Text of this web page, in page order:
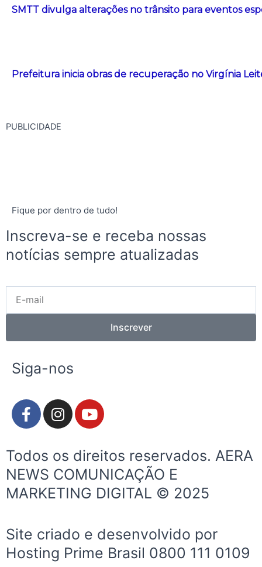
SMTT divulga alterações no trânsito para eventos
Prefeitura inicia obras de recuperação no Virgínia
PUBLICIDADE
Fique por dentro de tudo!
Inscreva-se e receba nossas
notícias sempre atualizadas
mail
Inscrever
Siga-nos
F
a
e
b
o
o
f
I
n
t
a
g
r
Y
o
t
u
b
e
Todos os direitos reservados. AERA
NEWS COMUNICAÇÃO E
MARKETING DIGITAL © 2025
Site criado e desenvolvido por
Hosting Prime Brasil 0800 111 0109